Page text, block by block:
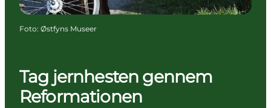
Tag jernhesten gennem
Reformationen
Foto: Østfyns Museer